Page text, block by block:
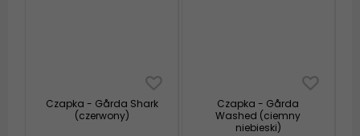
Czapka - Gårda Shark
(czerwony)
Czapka - Gårda
Washed (ciemny
niebieski)